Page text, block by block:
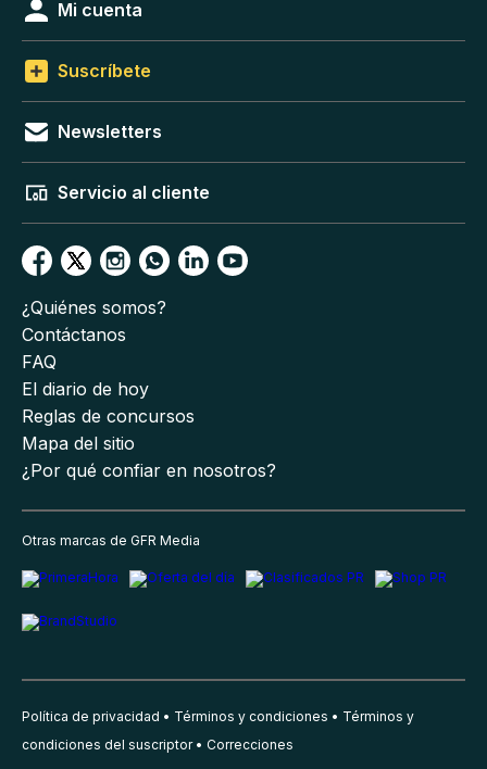
Mi cuenta
Suscríbete
Newsletters
Servicio al cliente
¿Quiénes somos?
Contáctanos
FAQ
El diario de hoy
Reglas de concursos
Mapa del sitio
¿Por qué confiar en nosotros?
Otras marcas de GFR Media
Política de privacidad Términos y condiciones
Términos y
condiciones del suscriptor
Correcciones